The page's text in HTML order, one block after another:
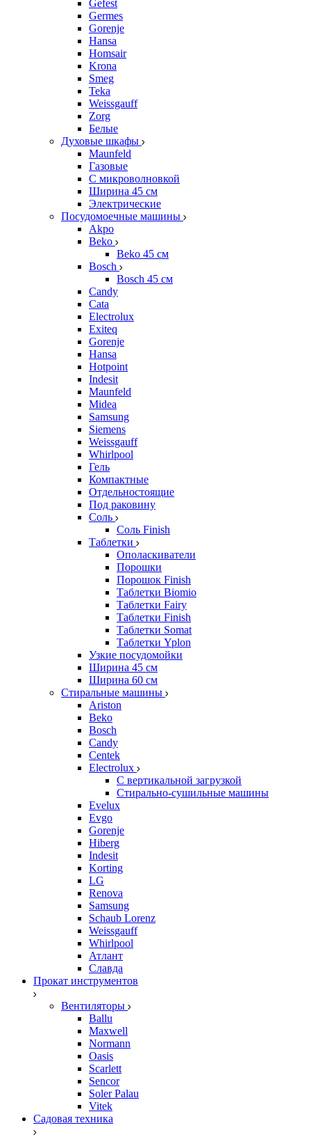
Gefest
Germes
Gorenje
Hansa
Homsair
Krona
Smeg
Teka
Weissgauff
Zorg
Белые
Духовые шкафы
Maunfeld
Газовые
С микроволновкой
Ширина 45 см
Электрические
Посудомоечные машины
Akpo
Beko
Beko 45 см
Bosch
Bosch 45 см
Candy
Cata
Electrolux
Exiteq
Gorenje
Hansa
Hotpoint
Indesit
Maunfeld
Midea
Samsung
Siemens
Weissgauff
Whirlpool
Гель
Компактные
Отдельностоящие
Под раковину
Соль
Соль Finish
Таблетки
Ополаскиватели
Порошки
Порошок Finish
Таблетки Biomio
Таблетки Fairy
Таблетки Finish
Таблетки Somat
Таблетки Yplon
Узкие посудомойки
Ширина 45 см
Ширина 60 см
Стиральные машины
Ariston
Beko
Bosch
Candy
Centek
Electrolux
С вертикальной загрузкой
Стирально-сушильные машины
Evelux
Evgo
Gorenje
Hiberg
Indesit
Korting
LG
Renova
Samsung
Schaub Lorenz
Weissgauff
Whirlpool
Атлант
Славда
Прокат инструментов
Вентиляторы
Ballu
Maxwell
Normann
Oasis
Scarlett
Sencor
Soler Palau
Vitek
Садовая техника